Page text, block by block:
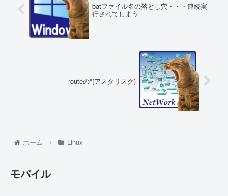
batファイル名の落とし穴・・・連続実
行されてしまう
routeの*(アスタリスク)
ホーム Linux
モバイル